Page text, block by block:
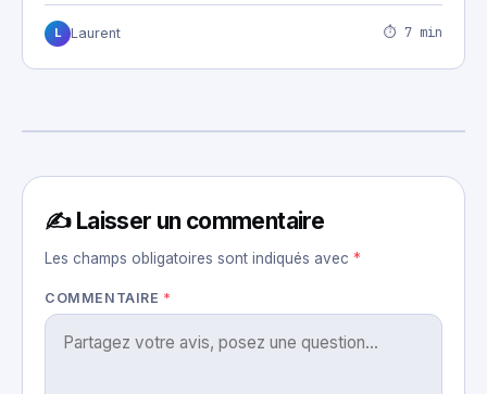
L Laurent ⏱ 7 min
✍️ Laisser un commentaire
Les champs obligatoires sont indiqués avec *
COMMENTAIRE *